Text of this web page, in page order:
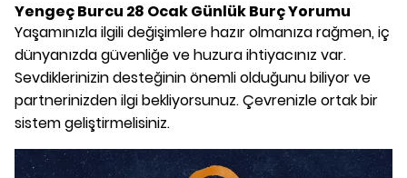
Yengeç Burcu 28 Ocak Günlük Burç Yorumu
Yaşamınızla ilgili değişimlere hazır olmanıza rağmen, iç
dünyanızda güvenliğe ve huzura ihtiyacınız var.
Sevdiklerinizin desteğinin önemli olduğunu biliyor ve
partnerinizden ilgi bekliyorsunuz. Çevrenizle ortak bir
sistem geliştirmelisiniz.